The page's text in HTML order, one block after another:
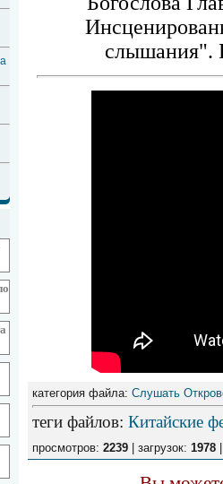
слышания".
категория файла: Слушать
теги файлов: Китайские
просмотров: 2239 | загрузок: 1978